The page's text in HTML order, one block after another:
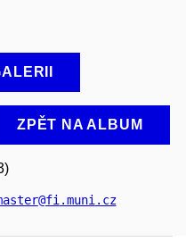
ZPĚT NA ALBUM
@fi.muni.cz